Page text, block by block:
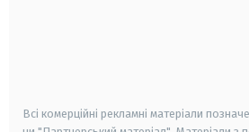
Всі комерційні рекламні матеріали